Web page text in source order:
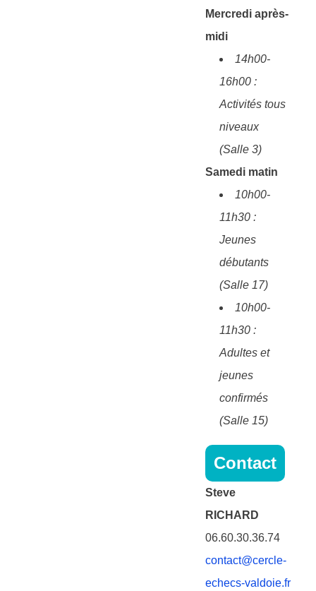
Mercredi après-
midi
14h00-
16h00 :
Activités tous
niveaux
(Salle 3)
Samedi matin
10h00-
11h30 :
Jeunes
débutants
(Salle 17)
10h00-
11h30 :
Adultes et
jeunes
confirmés
(Salle 15)
Contact
Steve
RICHARD
06.60.30.36.74
contact@cercle-
echecs-valdoie.fr